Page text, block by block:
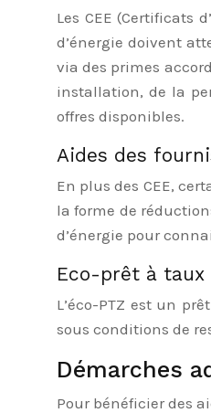
Les CEE (Certificats
d’énergie doivent
via des primes
installation, de la
offres disponibles.
Aides des
En plus des CEE,
la forme de
d’énergie pour
Eco-prêt à taux
L’éco-PTZ est un
sous conditions de
Démarches
Pour bénéficier des